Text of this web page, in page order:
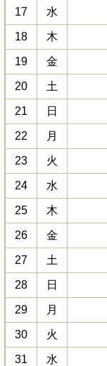
17 水
18 木
19 金
20 土
21 日
22 月
23 火
24 水
25 木
26 金
27 土
28 日
29 月
30 火
31 水